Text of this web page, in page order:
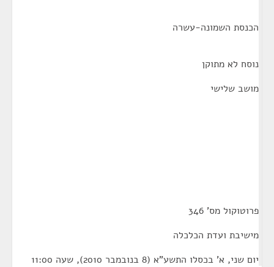
הכנסת השמונה-עשרה
נוסח לא מתוקן
מושב שלישי
פרוטוקול מס' 346
מישיבת ועדת הכלכלה
יום שני, א' בכסלו התשע"א (8 בנובמבר 2010), שעה 11:00